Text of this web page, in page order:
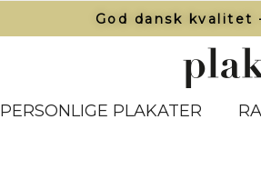
God dansk kvalitet
PERSONLIGE PLAKATER